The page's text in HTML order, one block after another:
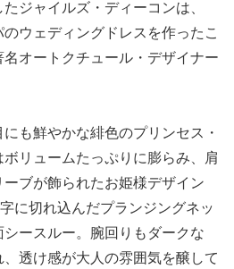
ジャイルズ・ディーコンは、
ウェディングドレスを作ったこ
オートクチュール・デザイナー
も鮮やかな緋色のプリンセス・
ボリュームたっぷりに膨らみ、肩
ブが飾られたお姫様デザイン
に切れ込んだプランジングネッ
ースルー。腕回りもダークな
透け感が大人の雰囲気を醸して